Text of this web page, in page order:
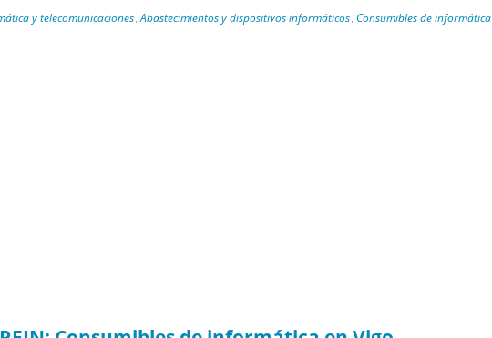
y telecomunicaciones , Abastecimientos y dispositivos informáticos , Consumibles de informática